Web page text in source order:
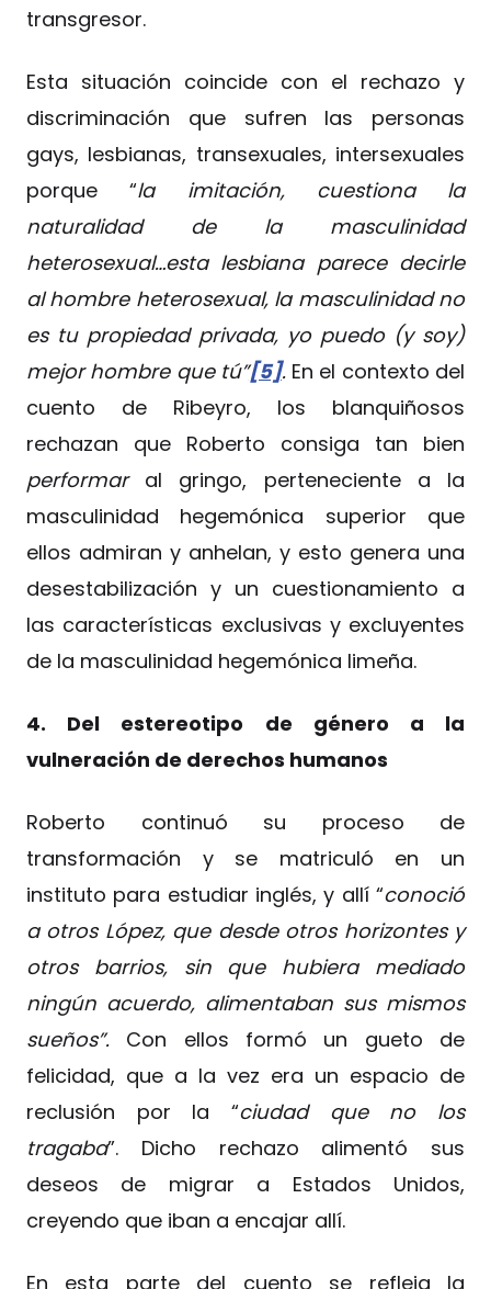
transgresor.
Esta situación coincide con el rechazo y
discriminación que sufren las personas
gays, lesbianas, transexuales, intersexuales
porque “la imitación, cuestiona la
naturalidad de la masculinidad
heterosexual…esta lesbiana parece decirle
al hombre heterosexual, la masculinidad no
es tu propiedad privada, yo puedo (y soy)
mejor hombre que tú”[5].En el contexto del
cuento de Ribeyro, los blanquiñosos
rechazan que Roberto consiga tan bien
performar al gringo, perteneciente a la
masculinidad hegemónica superior que
ellos admiran y anhelan, y esto genera una
desestabilización y un cuestionamiento a
las características exclusivas y excluyentes
de la masculinidad hegemónica limeña.
4. Del estereotipo de género a la
vulneración de derechos humanos
Roberto continuó su proceso de
transformación y se matriculó en un
instituto para estudiar inglés, y allí “conoció
a otros López, que desde otros horizontes y
otros barrios, sin que hubiera mediado
ningún acuerdo, alimentaban sus mismos
sueños”. Con ellos formó un gueto de
felicidad, que a la vez era un espacio de
reclusión por la “ciudad que no los
tragaba”. Dicho rechazo alimentó sus
deseos de migrar a Estados Unidos,
creyendo que iban a encajar allí.
En esta parte del cuento se refleja la